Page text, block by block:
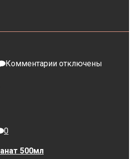
Комментариикотключены
0
500мл